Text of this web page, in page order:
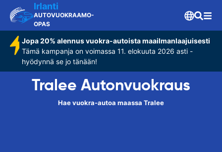
Irlanti
AUTOVUOKRAAMO-
OPAS
Jopa 20% alennus vuokra-autoista maailmanlaajuisesti
Tämä kampanja on voimassa 11. elokuuta 2026 asti -
hyödynnä se jo tänään!
Tralee Autonvuokraus
Hae vuokra-autoa maassa Tralee